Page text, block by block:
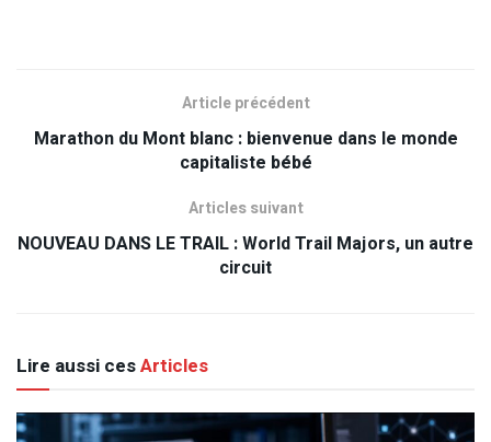
Article précédent
Marathon du Mont blanc : bienvenue dans le monde
capitaliste bébé
Articles suivant
NOUVEAU DANS LE TRAIL : World Trail Majors, un autre
circuit
Lire aussi cesArticles